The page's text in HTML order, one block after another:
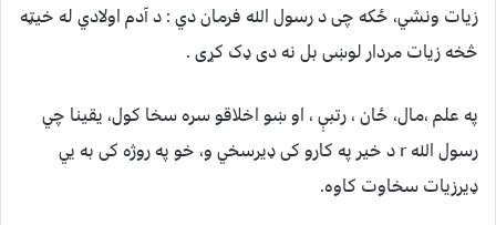
زيات ونشي، ځکه چی د رسول الله فرمان دي : د آدم اولادي له خيټه
څخه زيات مردار لوښی بل نه دی ډک کړی .
په علم ،مال، ځان ، رتبې ، او ښو اخلاقو سره سخا کول، يقينا چي
رسول الله r د خير په کارو کی ډيرسخي و، خو په روژه کی به يي
ډيرزيات سخاوت کاوه.